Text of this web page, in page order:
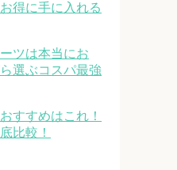
得に手に入れる
ツは本当にお
選ぶコスパ最強
すすめはこれ！
比較！